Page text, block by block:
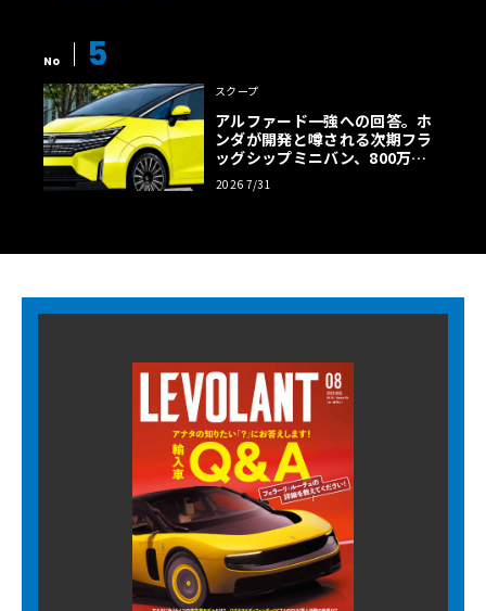
No 5
スクープ
アルファード一強への回答。ホ
ンダが開発と噂される次期フラ
ッグシップミニバン、800万円
超の勝算【予想CG】
2026 7/31